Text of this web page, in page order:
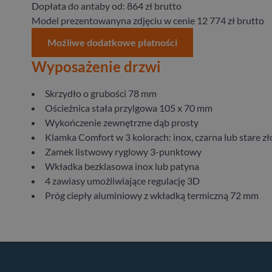
Dopłata do antaby od: 864 zł brutto
Model prezentowanyna zdjęciu w cenie 12 774 zł brutto
Możliwe dodatkowe płatności
Wyposażenie drzwi
Skrzydło o grubości 78 mm
Ościeżnica stała przylgowa 105 x 70 mm
Wykończenie zewnętrzne dąb prosty
Klamka Comfort w 3 kolorach: inox, czarna lub stare
Zamek listwowy ryglowy 3-punktowy
Wkładka bezklasowa inox lub patyna
4 zawiasy umożliwiające regulację 3D
Próg ciepły aluminiowy z wkładką termiczną 72 mm